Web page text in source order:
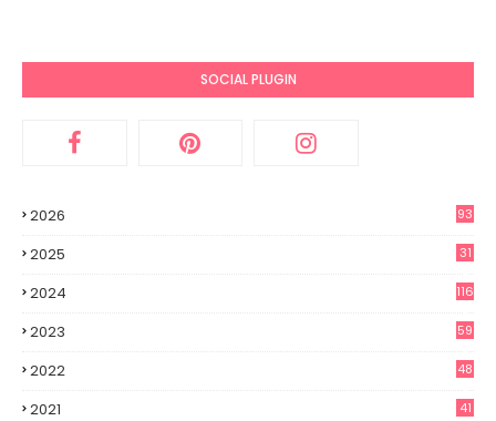
SOCIAL PLUGIN
2026 93
2025
31
2024
116
2023
59
2022
48
2021
41